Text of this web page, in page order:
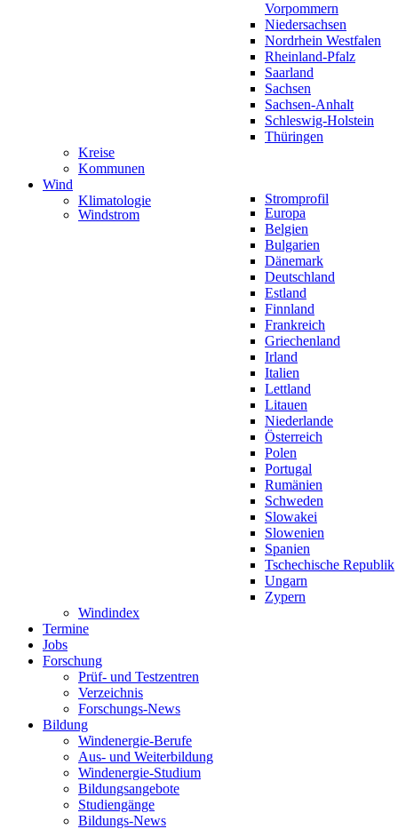
Vorpommern
Niedersachsen
Nordrhein Westfalen
Rheinland-Pfalz
Saarland
Sachsen
Sachsen-Anhalt
Schleswig-Holstein
Thüringen
Kreise
Kommunen
Wind
Klimatologie
Stromprofil
Windstrom
Europa
Belgien
Bulgarien
Dänemark
Deutschland
Estland
Finnland
Frankreich
Griechenland
Irland
Italien
Lettland
Litauen
Niederlande
Österreich
Polen
Portugal
Rumänien
Schweden
Slowakei
Slowenien
Spanien
Tschechische Republik
Ungarn
Zypern
Windindex
Termine
Jobs
Forschung
Prüf- und Testzentren
Verzeichnis
Forschungs-News
Bildung
Windenergie-Berufe
Aus- und Weiterbildung
Windenergie-Studium
Bildungsangebote
Studiengänge
Bildungs-News